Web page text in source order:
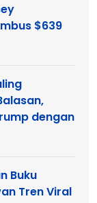
$639
dengan
Buku
Tren Viral